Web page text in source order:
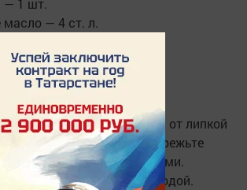
— 1 шт.
масло — 4 ст. л.
— для подачи
грибы. Очистите маслята от липкой
Крупные грибы порежьте
мелкие оставьте целыми.
под проточной водой.